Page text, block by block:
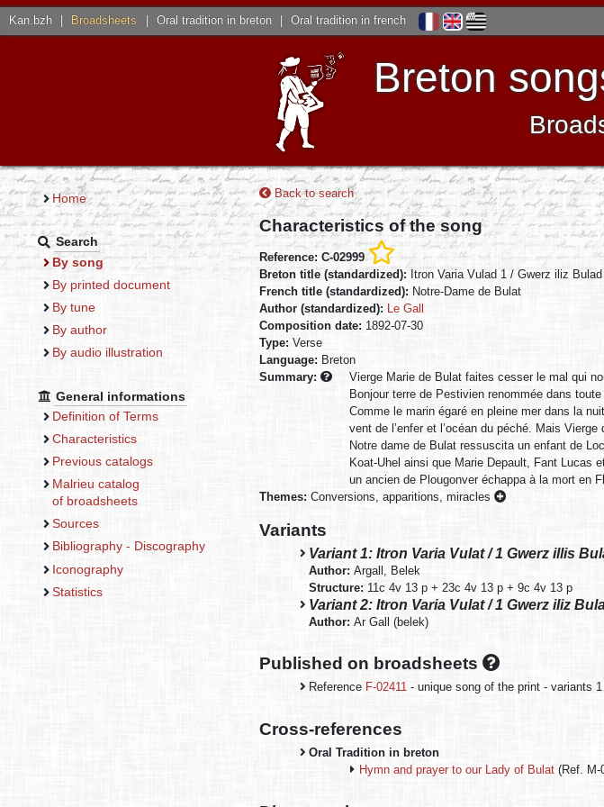
Kan.bzh Broadsheets Oral tradition in breton Oral tradition in french
Breton
Home
Search
By song
By printed document
By tune
By author
By audio illustration
General informations
Definition of Terms
Characteristics
Previous catalogs
Malrieu catalog
of broadsheets
Sources
Bibliography - Discography
Iconography
Statistics
Back to search
Characteristics of the song
Reference: C-02999
Breton title (standardized): Itron Varia Vulad 1 / Gwerz iliz
French title (standardized): Notre-Dame de Bulat
Author (standardized): Le Gall
Composition date: 1892-07-30
Type: Verse
Language: Breton
Summary:
Vierge Marie de Bulat faites cesser le mal qui
Bonjour terre de Pestivien renommée dans
Comme le marin égaré en pleine mer dans la
vent de l’enfer et l’océan du péché. Mais
Notre dame de Bulat ressuscita un enfant de
Koat-Uhel ainsi que Marie Depault, Fant Lucas
un ancien de Plougonver échappa à la mort en
Themes: Conversions, apparitions, miracles
Variants
Variant 1: Itron Varia Vulat / 1 Gwerz illis
Author:Argall, Belek
Structure: 11c 4v 13 p + 23c 4v 13 p + 9c 4v 13 p
Variant 2: Itron Varia Vulat / 1 Gwerz iliz
Author:Ar Gall (belek)
Published on broadsheets
Reference F-02411 - unique song of the print - variants
Cross-references
Oral Tradition in breton
Hymn and prayer to our Lady of Bulat(Ref. M-